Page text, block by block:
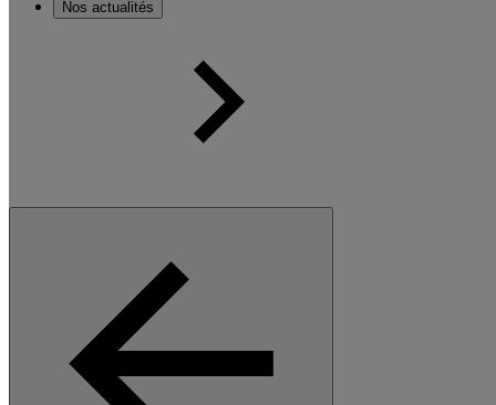
Nos actualités